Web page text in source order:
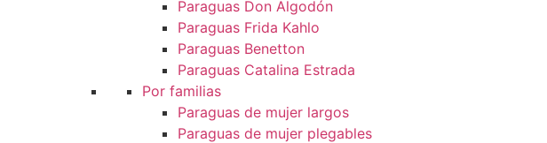
Paraguas Don Algodón
Paraguas Frida Kahlo
Paraguas Benetton
Paraguas Catalina Estrada
Por familias
Paraguas de mujer largos
Paraguas de mujer plegables